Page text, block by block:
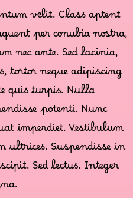
velit. Class aptent
per conubia nostra,
nec ante. Sed lacinia,
neque adipiscing
quis turpis. Nulla
potenti. Nunc
imperdiet. Vestibulum
ultrices. Suspendisse in
Sed lectus. Integer